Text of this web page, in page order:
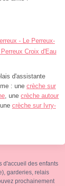
- Le Perreux-
Croix d'Eau
d'assistante
: une crèche sur
, une crèche autour
, une crèche sur Ivry-
d'accueil des enfants
garderies, relais
prochainement